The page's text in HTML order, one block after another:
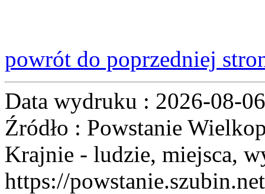
powrót do poprzedniej
Data wydruku : 2026-08-06
Źródło : Powstanie
Krajnie - ludzie, miejsca,
https://powstanie.szubin.net